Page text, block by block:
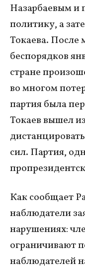
Назарбаевым и
политику, а
Токаева. После
беспорядков
стране
во многом
партия была
Токаев вышел
сил. Партия,
Как сообщает
наблюдатели
нарушениях:
ограничивают
наблюдателей